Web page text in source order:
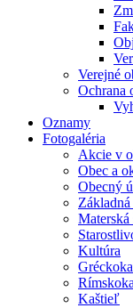
Verejné
Ochrana
Oznamy
Fotogaléria
Akcie v
Obec a
Obecný
Základná
Materská
Kultúra
Kaštieľ